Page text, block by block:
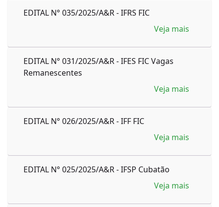
EDITAL N° 035/2025/A&R - IFRS FIC
Veja mais
EDITAL N° 031/2025/A&R - IFES FIC Vagas
Remanescentes
Veja mais
EDITAL N° 026/2025/A&R - IFF FIC
Veja mais
EDITAL N° 025/2025/A&R - IFSP Cubatão
Veja mais